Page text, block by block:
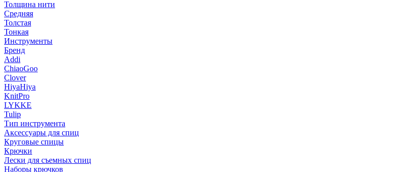
Толщина нити
Средняя
Толстая
Тонкая
Инструменты
Бренд
Addi
ChiaoGoo
Clover
HiyaHiya
KnitPro
LYKKE
Tulip
Тип инструмента
Аксессуары для спиц
Круговые спицы
Крючки
Лески для съемных спиц
Наборы крючков